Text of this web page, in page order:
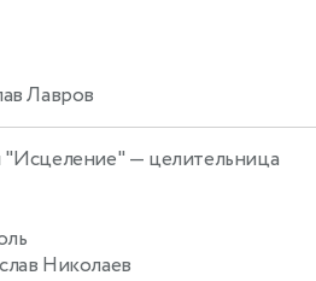
Лавров
"Исцеление" — целительница
Николаев